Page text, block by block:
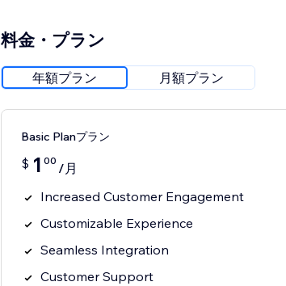
料金・プラン
年額プラン 月額プラン
Basic Planプラン
$ 1 00 /月
Increased Customer Engagement
Customizable Experience
Seamless Integration
Customer Support